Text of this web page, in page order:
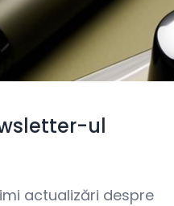
ul
actualizări despre